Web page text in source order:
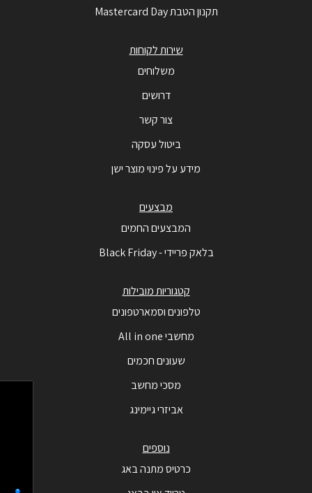
תקנון הטבת Mastercard Day
שירות לקוחות
משלוחים
דרושים
צור קשר
ביטול עסקה
מידע על פינוי מוצר ישן
מבצעים
המבצעים החמים
בלאק פריידי - Black Friday
קטגוריות מובילות
טלפונים וסמארטפונים
מחשבי All in one
שעונים חכמים
מסכי מחשב
אביזרי גיימינג
נוספים
כרטיס מתנה באג